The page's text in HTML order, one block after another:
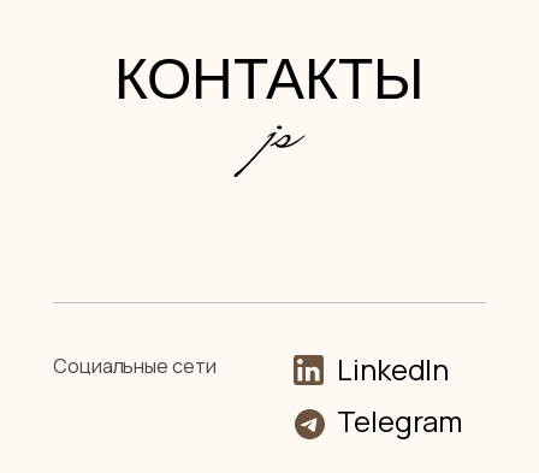
Активная и зачастую положительно
агрессивная работа велась ежедневно,
оперативно последовал положительный
КОНТАКТЫ
Cоциальные сети
LinkedIn
Telegram